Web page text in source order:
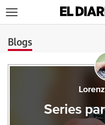
Blogs
Series